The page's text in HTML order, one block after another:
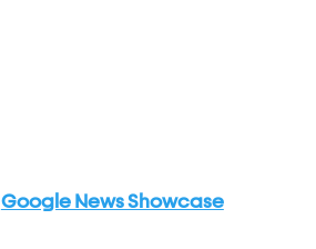
Google News Showcase